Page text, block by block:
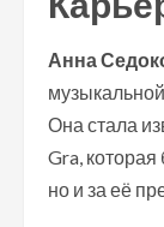
Анна
Она стала
Gra,
но и за её